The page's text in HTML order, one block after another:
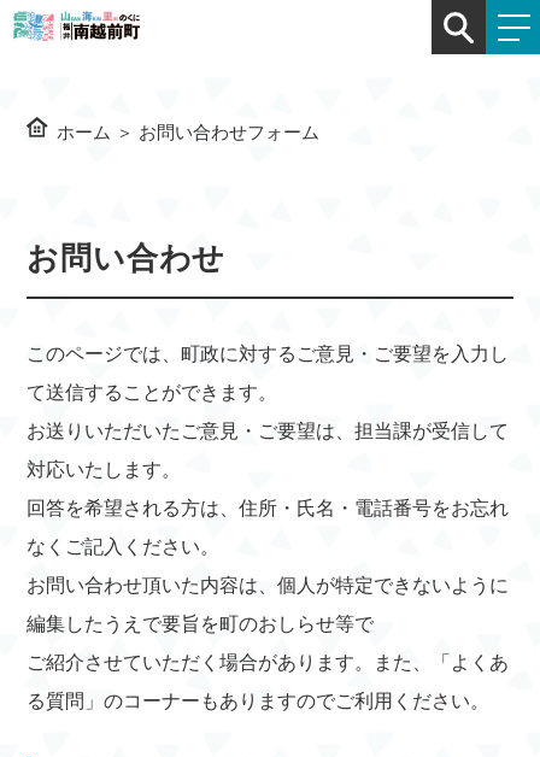
ホーム ＞ お問い合わせフォーム
お問い合わせ
このページでは、町政に対するご意見・ご要望を入力し
て送信することができます。
お送りいただいたご意見・ご要望は、担当課が受信して
対応いたします。
回答を希望される方は、住所・氏名・電話番号をお忘れ
なくご記入ください。
お問い合わせ頂いた内容は、個人が特定できないように
編集したうえで要旨を町のおしらせ等で
ご紹介させていただく場合があります。また、「よくあ
る質問」のコーナーもありますのでご利用ください。